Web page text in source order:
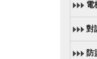
電
對
防